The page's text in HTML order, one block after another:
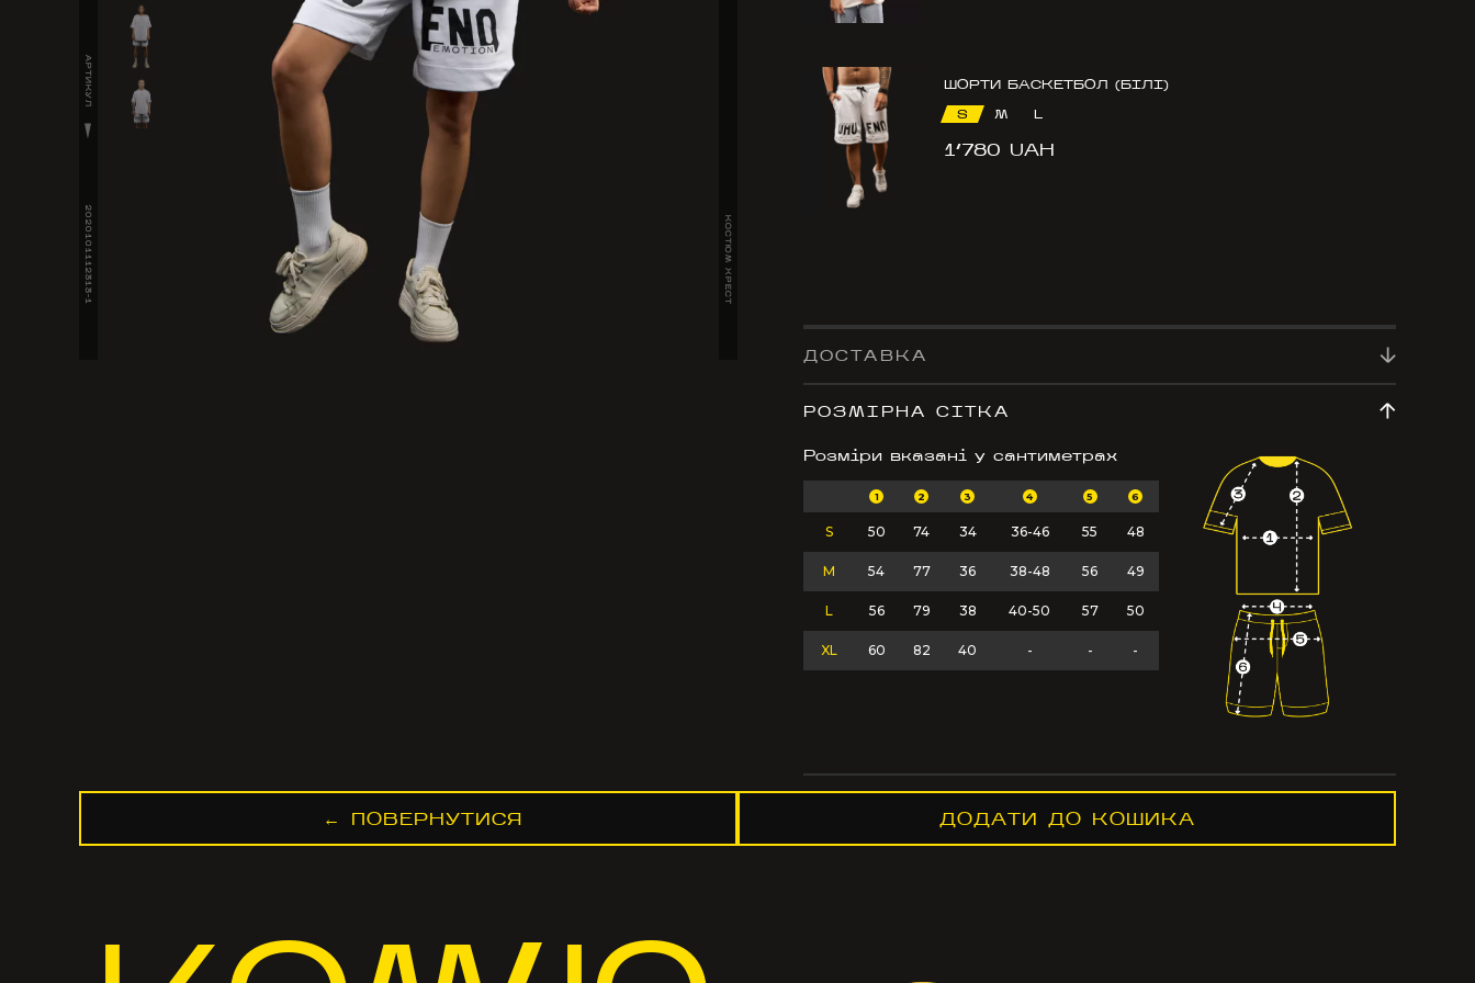
АРТИКУЛ
2020101112313-1 КОСТЮМ ХРЕСТ
ШОРТИ БАСКЕТБОЛ (БІЛІ)
S
M L
1’780 UAH
ДОСТАВКА
РОЗМІРНА СІТКА
Розміри вказані у сантиметрах
1 2 3 4 5 6
S 50 74 34 36-46 55 48
M 54 77 36 38-48 56 49
L 56 79 38 40-50 57 50
XL 60 82 40 - - -
ДОДАТИ ДО КОШИКА
← ПОВЕРНУТИСЯ